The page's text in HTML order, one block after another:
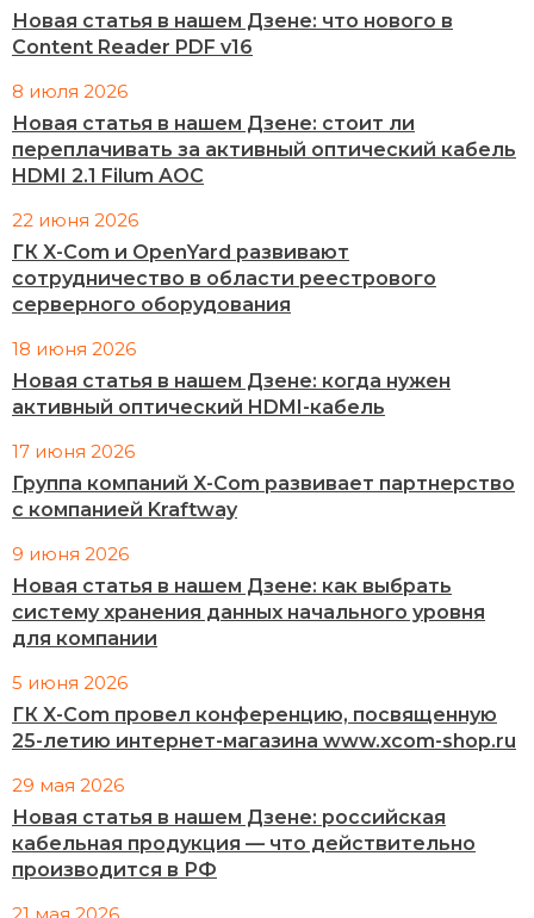
Новая статья в нашем Дзене: что нового в
Content Reader PDF v16
8 июля 2026
Новая статья в нашем Дзене: стоит ли
переплачивать за активный оптический кабель
HDMI 2.1 Filum AOC
22 июня 2026
ГК X-Com и OpenYard развивают
сотрудничество в области реестрового
серверного оборудования
18 июня 2026
Новая статья в нашем Дзене: когда нужен
активный оптический HDMI-кабель
17 июня 2026
Группа компаний X-Com развивает партнерство
с компанией Kraftway
9 июня 2026
Новая статья в нашем Дзене: как выбрать
систему хранения данных начального уровня
для компании
5 июня 2026
ГК X-Com провел конференцию, посвященную
25-летию интернет-магазина www.xcom-shop.ru
29 мая 2026
Новая статья в нашем Дзене: российская
кабельная продукция — что действительно
производится в РФ